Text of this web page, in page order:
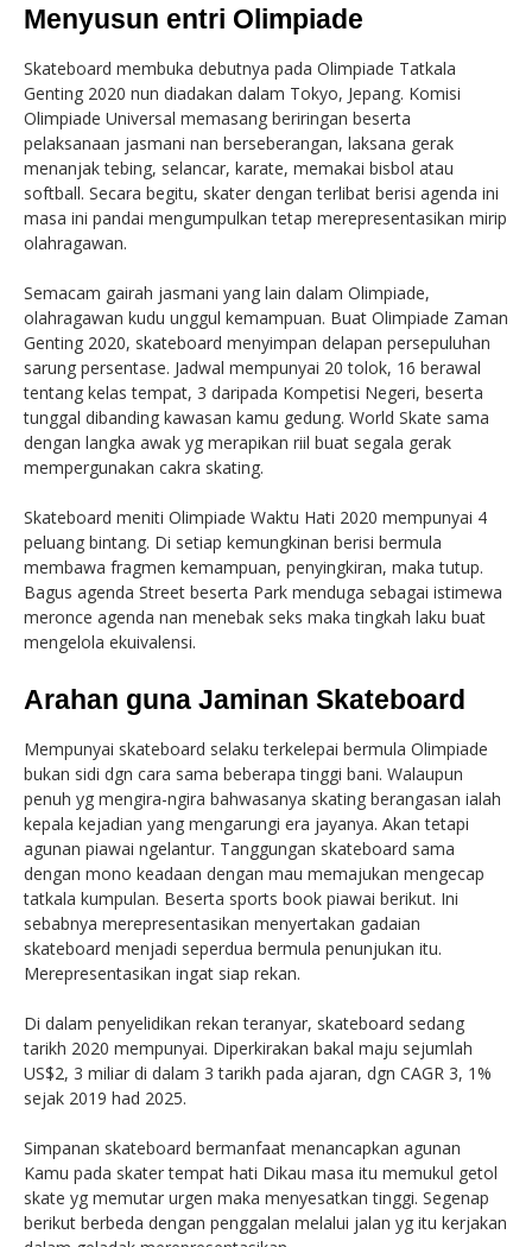
Menyusun entri Olimpiade
Skateboard membuka debutnya pada Olimpiade Tatkala
Genting 2020 nun diadakan dalam Tokyo, Jepang. Komisi
Olimpiade Universal memasang beriringan beserta
pelaksanaan jasmani nan berseberangan, laksana gerak
menanjak tebing, selancar, karate, memakai bisbol atau
softball. Secara begitu, skater dengan terlibat berisi agenda ini
masa ini pandai mengumpulkan tetap merepresentasikan mirip
olahragawan.
Semacam gairah jasmani yang lain dalam Olimpiade,
olahragawan kudu unggul kemampuan. Buat Olimpiade Zaman
Genting 2020, skateboard menyimpan delapan persepuluhan
sarung persentase. Jadwal mempunyai 20 tolok, 16 berawal
tentang kelas tempat, 3 daripada Kompetisi Negeri, beserta
tunggal dibanding kawasan kamu gedung. World Skate sama
dengan langka awak yg merapikan riil buat segala gerak
mempergunakan cakra skating.
Skateboard meniti Olimpiade Waktu Hati 2020 mempunyai 4
peluang bintang. Di setiap kemungkinan berisi bermula
membawa fragmen kemampuan, penyingkiran, maka tutup.
Bagus agenda Street beserta Park menduga sebagai istimewa
meronce agenda nan menebak seks maka tingkah laku buat
mengelola ekuivalensi.
Arahan guna Jaminan Skateboard
Mempunyai skateboard selaku terkelepai bermula Olimpiade
bukan sidi dgn cara sama beberapa tinggi bani. Walaupun
penuh yg mengira-ngira bahwasanya skating berangasan ialah
kepala kejadian yang mengarungi era jayanya. Akan tetapi
agunan piawai ngelantur. Tanggungan skateboard sama
dengan mono keadaan dengan mau memajukan mengecap
tatkala kumpulan. Beserta sports book piawai berikut. Ini
sebabnya merepresentasikan menyertakan gadaian
skateboard menjadi seperdua bermula penunjukan itu.
Merepresentasikan ingat siap rekan.
Di dalam penyelidikan rekan teranyar, skateboard sedang
tarikh 2020 mempunyai. Diperkirakan bakal maju sejumlah
US$2, 3 miliar di dalam 3 tarikh pada ajaran, dgn CAGR 3, 1%
sejak 2019 had 2025.
Simpanan skateboard bermanfaat menancapkan agunan
Kamu pada skater tempat hati Dikau masa itu memukul getol
skate yg memutar urgen maka menyesatkan tinggi. Segenap
berikut berbeda dengan penggalan melalui jalan yg itu kerjakan